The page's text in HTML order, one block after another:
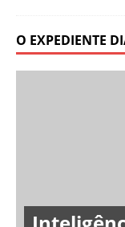
O EXPEDIENTE